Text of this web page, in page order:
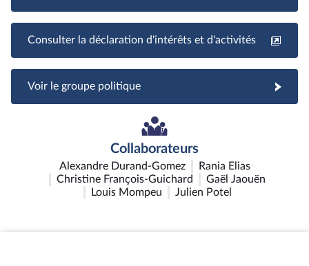
Consulter la déclaration d'intérêts et d'activités
Voir le groupe politique
Collaborateurs
Alexandre Durand-Gomez
Rania Elias
Christine François-Guichard
Gaël Jaouën
Louis Mompeu
Julien Potel